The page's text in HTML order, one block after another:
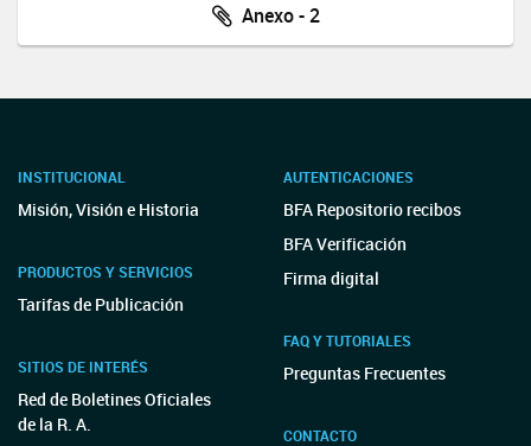
Anexo - 2
INSTITUCIONAL
Misión, Visión e Historia
PRODUCTOS Y SERVICIOS
Tarifas de Publicación
SITIOS DE INTERÉS
Red de Boletines Oficiales
de la R. A.
AUTENTICACIONES
BFA Repositorio recibos
BFA Verificación
Firma digital
FAQ Y TUTORIALES
Preguntas Frecuentes
CONTACTO